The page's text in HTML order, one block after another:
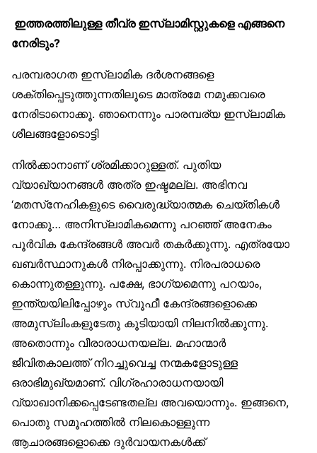
ഇത്തരത്തിലുള്ള തീവ്ര ഇസ്‌ലാമിസ്റ്റുകളെ എങ്ങനെ
നേരിടും?
പരമ്പരാഗത ഇസ്‌ലാമിക ദർശനങ്ങളെ
ശക്തിപ്പെടുത്തുന്നതിലൂടെ മാത്രമേ നമുക്കവരെ
നേരിടാനൊക്കൂ. ഞാനെന്നും പാരമ്പര്യ ഇസ്‌ലാമിക
ശീലങ്ങളോടൊട്ടി
നിൽക്കാനാണ് ശ്രമിക്കാറുള്ളത്. പുതിയ
വ്യാഖ്യാനങ്ങൾ അത്ര ഇഷ്ടമല്ല. അഭിനവ
‘മതസ്‌നേഹികളുടെ വൈരുദ്ധ്യാത്മക ചെയ്തികൾ
നോക്കൂ… അനിസ്‌ലാമികമെന്നു പറഞ്ഞ് അനേകം
പൂർവിക കേന്ദ്രങ്ങൾ അവർ തകർക്കുന്നു. എത്രയോ
ഖബർസ്ഥാനുകൾ നിരപ്പാക്കുന്നു. നിരപരാധരെ
കൊന്നുതള്ളുന്നു. പക്ഷേ, ഭാഗ്യമെന്നു പറയാം,
ഇന്ത്യയിലിപ്പോഴും സ്വൂഫീ കേന്ദ്രങ്ങളൊക്കെ
അമുസ്‌ലിംകളുടേതു കൂടിയായി നിലനിൽക്കുന്നു.
അതൊന്നും വീരാരാധനയല്ല. മഹാന്മാർ
ജീവിതകാലത്ത് നിറച്ചുവെച്ച നന്മകളോടുള്ള
ഒരാഭിമുഖ്യമാണ്. വിഗ്രഹാരാധനയായി
വ്യാഖാനിക്കപ്പെടേണ്ടതല്ല അവയൊന്നും. ഇങ്ങനെ,
പൊതു സമൂഹത്തിൽ നിലകൊള്ളുന്ന
ആചാരങ്ങളൊക്കെ ദുർവായനകൾക്ക്